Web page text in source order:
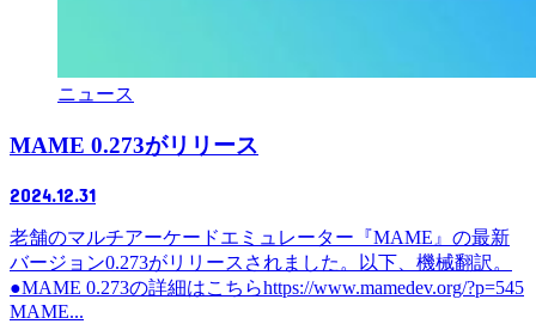
ニュース
MAME 0.273がリリース
2024.12.31
老舗のマルチアーケードエミュレーター『MAME』の最新
バージョン0.273がリリースされました。以下、機械翻訳。
●MAME 0.273の詳細はこちらhttps://www.mamedev.org/?p=545
MAME...